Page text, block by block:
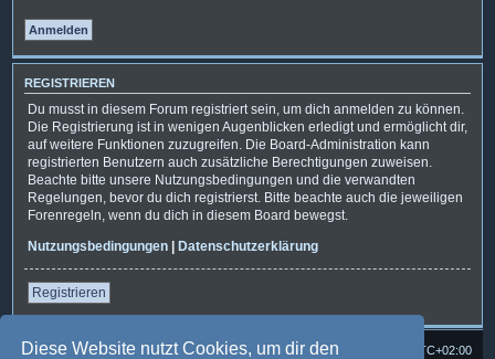
Diese Website nutzt Cookies, um dir den
REGISTRIEREN
Du musst in diesem Forum registriert sein, um dich anmelden zu können.
Die Registrierung ist in wenigen Augenblicken erledigt und ermöglicht dir,
auf weitere Funktionen zuzugreifen. Die Board-Administration kann
registrierten Benutzern auch zusätzliche Berechtigungen zuweisen.
Beachte bitte unsere Nutzungsbedingungen und die verwandten
Regelungen, bevor du dich registrierst. Bitte beachte auch die jeweiligen
Forenregeln, wenn du dich in diesem Board bewegst.
Nutzungsbedingungen | Datenschutzerklärung
Registrieren
Foren-Übersicht Alle Zeiten sind UTC+02:00
Alle Cookies löschen